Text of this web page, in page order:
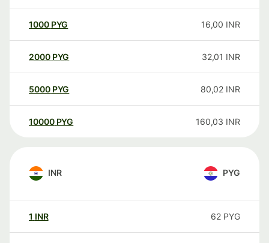
1000 PYG 16,00 INR
2000 PYG 32,01 INR
5000 PYG 80,02 INR
10000 PYG 160,03 INR
INR PYG
1 INR 62 PYG